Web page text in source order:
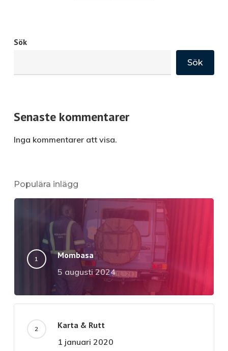
Sök
Sök
Senaste kommentarer
Inga kommentarer att visa.
Populära inlägg
Mombasa
5 augusti 2024
Karta & Rutt
1 januari 2020